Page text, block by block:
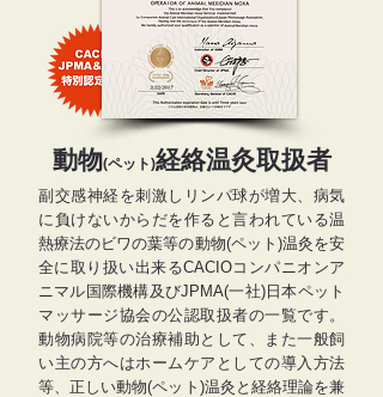
動物(ペット)経絡温灸取扱者
副交感神経を刺激しリンパ球が増大、病気
に負けないからだを作ると言われている温
熱療法のビワの葉等の動物(ペット)温灸を安
全に取り扱い出来るCACIOコンパニオンア
ニマル国際機構及びJPMA(一社)日本ペット
マッサージ協会の公認取扱者の一覧です。
動物病院等の治療補助として、また一般飼
い主の方へはホームケアとしての導入方法
等、正しい動物(ペット)温灸と経絡理論を兼